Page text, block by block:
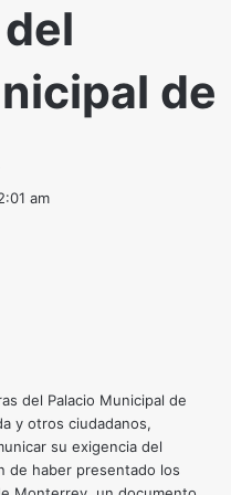
de
am
del Palacio Municipal de
y otros ciudadanos,
su exigencia del
de haber presentado los